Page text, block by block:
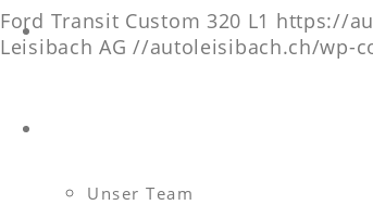
VERMIETUNG
Unser Team
Ford Transit Custom 320 L1 https://
Leisibach AG //autoleisibach.ch/wp-